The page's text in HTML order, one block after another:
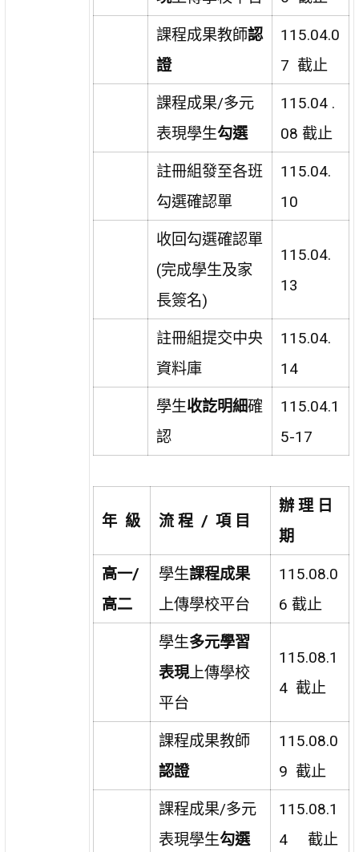
課程成果教師認
證
115.04.0
7 截止
課程成果/多元
表現學生勾選
115.04 .
08 截止
註冊組發至各班
勾選確認單
115.04.
10
收回勾選確認單
(完成學生及家
長簽名)
115.04.
13
註冊組提交中央
資料庫
115.04.
14
學生收訖明細確
認
115.04.1
5-17
年 級 流 程 / 項 目
辦 理 日
期
高一/
高二
學生課程成果
上傳學校平台
115.08.0
6 截止
學生多元學習
表現上傳學校
平台
115.08.1
4 截止
課程成果教師
認證
115.08.0
9 截止
課程成果/多元
表現學生勾選
115.08.1
4 截止